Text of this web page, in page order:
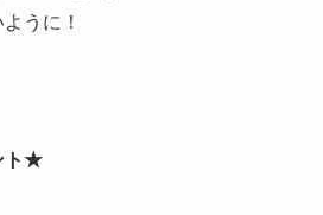
うに！
ト★